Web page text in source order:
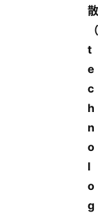
散
（
t
e
c
h
n
o
l
o
g